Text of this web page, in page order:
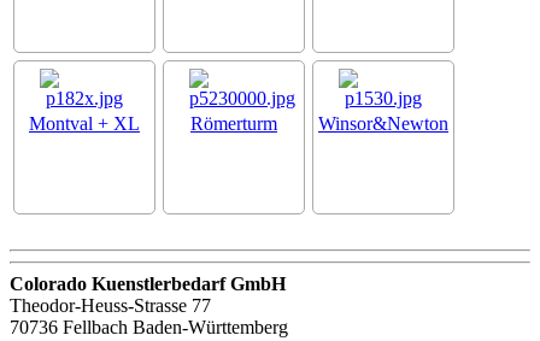
Montval + XL Römerturm Winsor&Newton
Colorado Kuenstlerbedarf GmbH
Theodor-Heuss-Strasse 77
70736 Fellbach Baden-Württemberg